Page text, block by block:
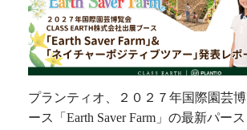
プランティオ、２０２７年国際園芸
ース「Earth Saver Farm」の最新パー